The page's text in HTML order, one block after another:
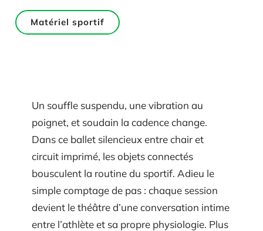
Matériel sportif
Un souffle suspendu, une vibration au
poignet, et soudain la cadence change.
Dans ce ballet silencieux entre chair et
circuit imprimé, les objets connectés
bousculent la routine du sportif. Adieu le
simple comptage de pas : chaque session
devient le théâtre d’une conversation intime
entre l’athlète et sa propre physiologie. Plus